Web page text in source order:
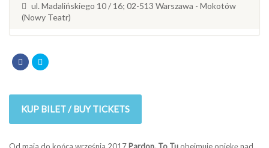
ul. Madalińskiego 10 / 16; 02-513 Warszawa - Mokotów
(Nowy Teatr)
KUP BILET / BUY TICKETS